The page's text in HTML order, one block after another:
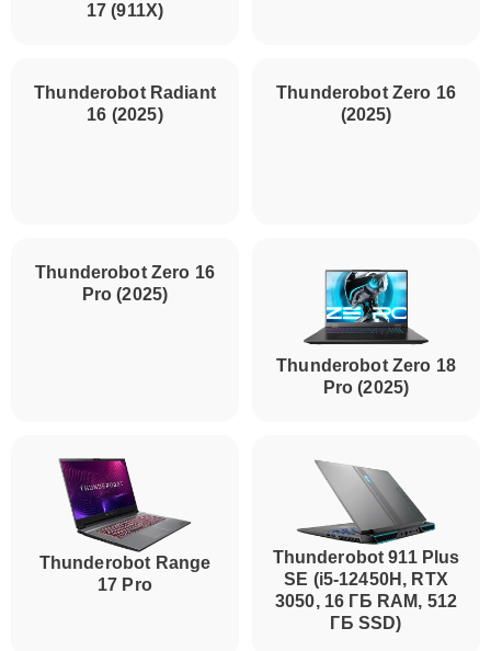
17 (911X)
Thunderobot Radiant
16 (2025)
Thunderobot Zero 16
(2025)
Thunderobot Zero 16
Pro (2025)
Thunderobot Zero 18
Pro (2025)
Thunderobot Range
17 Pro
Thunderobot 911 Plus
SE (i5-12450H, RTX
3050, 16 ГБ RAM, 512
ГБ SSD)